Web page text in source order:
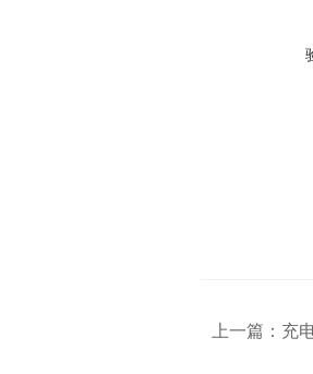
上一篇： 充